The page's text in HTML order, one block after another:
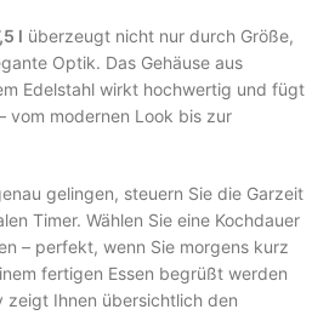
l überzeugt nicht nur durch Größe,
Optik. Das Gehäuse aus
Edelstahl wirkt hochwertig und fügt
vom modernen Look bis zur
gelingen, steuern Sie die Garzeit
Timer. Wählen Sie eine Kochdauer
– perfekt, wenn Sie morgens kurz
fertigen Essen begrüßt werden
zeigt Ihnen übersichtlich den